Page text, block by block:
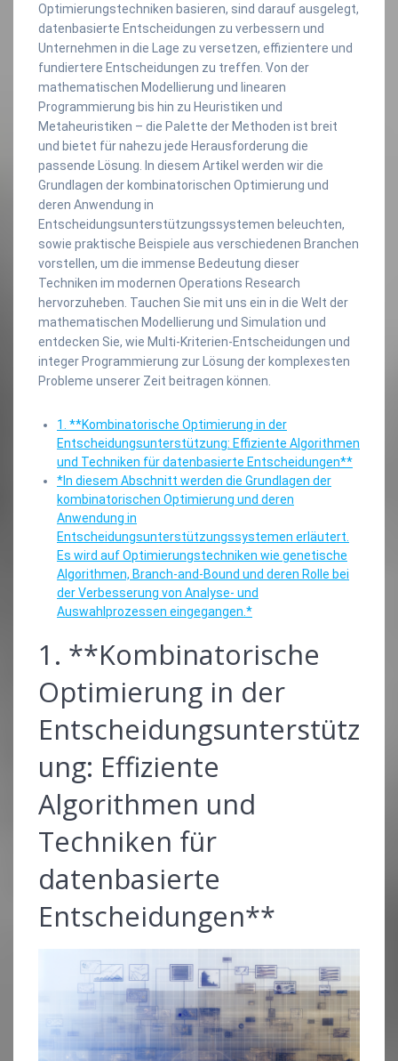
Optimierungstechniken basieren, sind darauf ausgelegt,
datenbasierte Entscheidungen zu verbessern und
Unternehmen in die Lage zu versetzen, effizientere und
fundiertere Entscheidungen zu treffen. Von der
mathematischen Modellierung und linearen
Programmierung bis hin zu Heuristiken und
Metaheuristiken – die Palette der Methoden ist breit
und bietet für nahezu jede Herausforderung die
passende Lösung. In diesem Artikel werden wir die
Grundlagen der kombinatorischen Optimierung und
deren Anwendung in
Entscheidungsunterstützungssystemen beleuchten,
sowie praktische Beispiele aus verschiedenen Branchen
vorstellen, um die immense Bedeutung dieser
Techniken im modernen Operations Research
hervorzuheben. Tauchen Sie mit uns ein in die Welt der
mathematischen Modellierung und Simulation und
entdecken Sie, wie Multi-Kriterien-Entscheidungen und
integer Programmierung zur Lösung der komplexesten
Probleme unserer Zeit beitragen können.
1. **Kombinatorische Optimierung in der
Entscheidungsunterstützung: Effiziente Algorithmen
und Techniken für datenbasierte Entscheidungen**
*In diesem Abschnitt werden die Grundlagen der
kombinatorischen Optimierung und deren
Anwendung in
Entscheidungsunterstützungssystemen erläutert.
Es wird auf Optimierungstechniken wie genetische
Algorithmen, Branch-and-Bound und deren Rolle bei
der Verbesserung von Analyse- und
Auswahlprozessen eingegangen.*
1. **Kombinatorische
Optimierung in der
Entscheidungsunterstütz
ung: Effiziente
Algorithmen und
Techniken für
datenbasierte
Entscheidungen**